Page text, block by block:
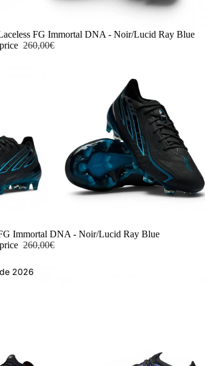
2026
FG Immortal DNA - Noir/Lucid Ray Blue
260,00€
Immortal DNA - Noir/Lucid Ray Blue
260,00€